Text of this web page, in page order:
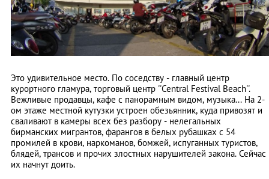
Это удивительное место. По соседству - главный центр
курортного гламура, торговый центр ''Central Festival Beach''.
Вежливые продавцы, кафе с панорамным видом, музыка... На 2-
ом этаже местной кутузки устроен обезьянник, куда привозят и
сваливают в камеры всех без разбору - нелегальных
бирманских мигрантов, фарангов в белых рубашках с 54
промилей в крови, наркоманов, бомжей, испуганных туристов,
блядей, трансов и прочих злостных нарушителей закона. Сейчас
их начнут доить.